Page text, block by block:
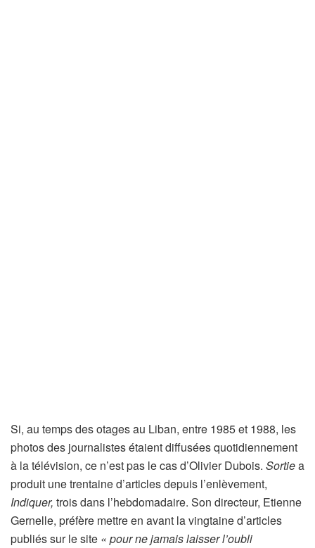
Si, au temps des otages au Liban, entre 1985 et 1988, les
photos des journalistes étaient diffusées quotidiennement
à la télévision, ce n’est pas le cas d’Olivier Dubois. Sortiea
produit une trentaine d’articles depuis l’enlèvement,
Indiquer, trois dans l’hebdomadaire. Son directeur, Etienne
Gernelle, préfère mettre en avant la vingtaine d’articles
publiés sur le site « pour ne jamais laisser l’oubli